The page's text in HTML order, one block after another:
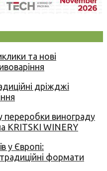
та нові
дріжджі
переробки винограду
KRITSKI WINERY
у Європі:
формати